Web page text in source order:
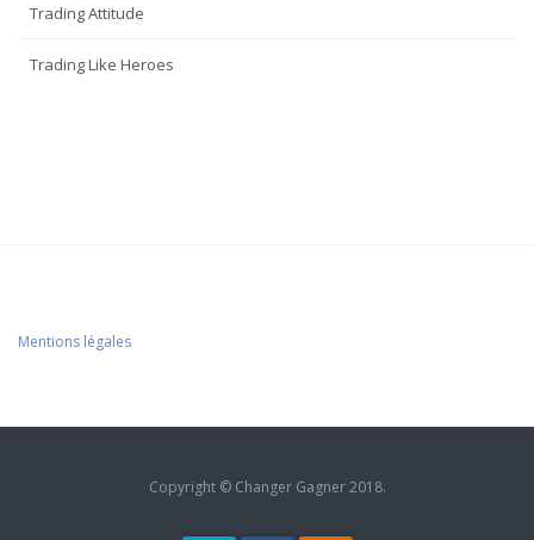
Trading Attitude
Trading Like Heroes
Mentions légales
Copyright © Changer Gagner 2018.